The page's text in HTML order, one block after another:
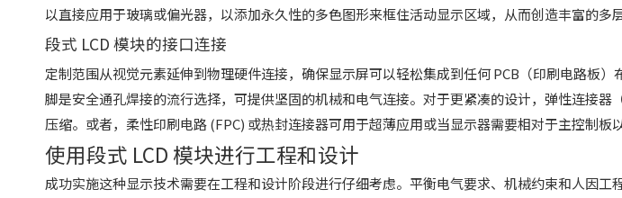
以直接应用于玻璃或偏光器，以添加永久性的多色图形来框住活动显示区域，从而创造丰富的多
段式 LCD 模块的接口连接
定制范围从视觉元素延伸到物理硬件连接，确保显示屏可以轻松集成到任何 PCB（印刷电路板
脚是安全通孔焊接的流行选择，可提供坚固的机械和电气连接。对于更紧凑的设计，弹性连接
压缩。或者，柔性印刷电路 (FPC) 或热封连接器可用于超薄应用或当显示器需要相对于主控制板
使用段式 LCD 模块进行工程和设计
成功实施这种显示技术需要在工程和设计阶段进行仔细考虑。平衡电气要求、机械约束和人因